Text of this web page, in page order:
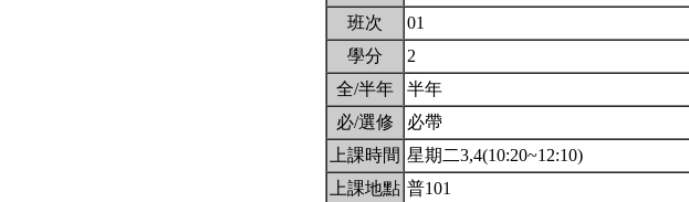
班次
01
學分
2
全/半年
半年
必/選修
必帶
上課時間 星期二3,4(10:20~12:10)
上課地點 普101